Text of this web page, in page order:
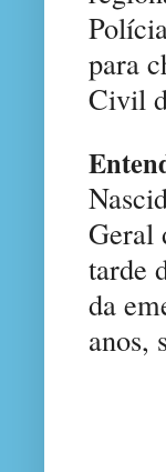
para
Civil
Geral
tarde
da
anos,